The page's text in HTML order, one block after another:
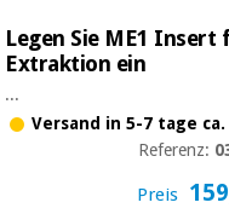
Legen Sie ME1 Insert
Extraktion ein
...
Versand in 5-7 tage ca.
Referenz:
Preis